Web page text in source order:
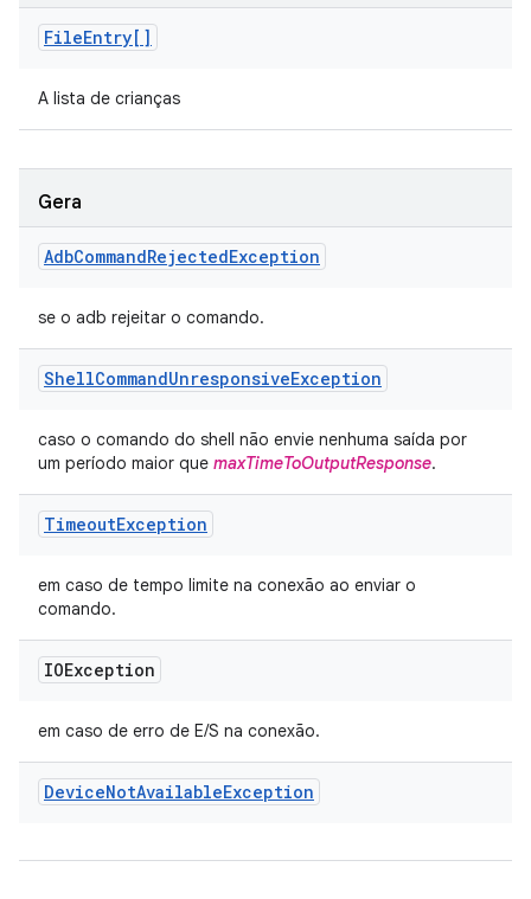
FileEntry[]
A lista de crianças
Gera
AdbCommandRejectedException
se o adb rejeitar o comando.
ShellCommandUnresponsiveException
caso o comando do shell não envie nenhuma saída por
um período maior que maxTimeToOutputResponse.
TimeoutException
em caso de tempo limite na conexão ao enviar o
comando.
IOException
em caso de erro de E/S na conexão.
DeviceNotAvailableException